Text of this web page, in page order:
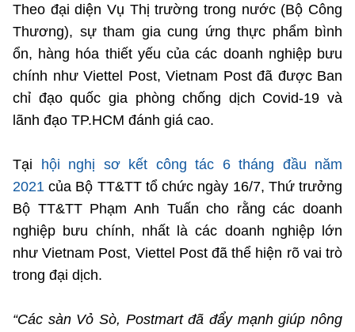
Theo đại diện Vụ Thị trường trong nước (Bộ Công
Thương), sự tham gia cung ứng thực phẩm bình
ổn, hàng hóa thiết yếu của các doanh nghiệp bưu
chính như Viettel Post, Vietnam Post đã được Ban
chỉ đạo quốc gia phòng chống dịch Covid-19 và
lãnh đạo TP.HCM đánh giá cao.
Tại hội nghị sơ kết công tác 6 tháng đầu năm
2021 của Bộ TT&TT tổ chức ngày 16/7, Thứ trưởng
Bộ TT&TT Phạm Anh Tuấn cho rằng các doanh
nghiệp bưu chính, nhất là các doanh nghiệp lớn
như Vietnam Post, Viettel Post đã thể hiện rõ vai trò
trong đại dịch.
“Các sàn Vỏ Sò, Postmart đã đẩy mạnh giúp nông